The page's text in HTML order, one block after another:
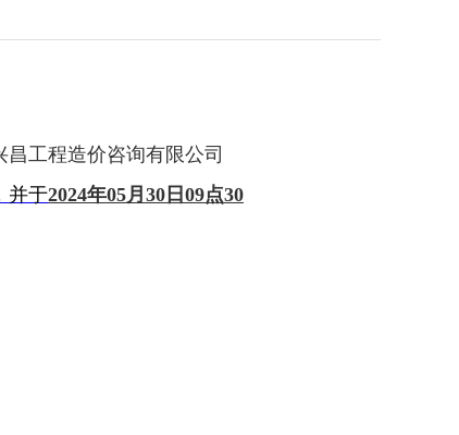
昌工程造价咨询有限公司
并于2024年05月 30日09点30